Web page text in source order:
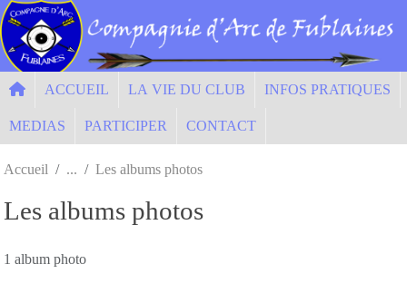
ACCUEIL LA VIE DU CLUB INFOS PRATIQUES
MEDIAS PARTICIPER CONTACT
Accueil Les albums photos
Les albums photos
1 album photo
Panneau de gestion des cookies